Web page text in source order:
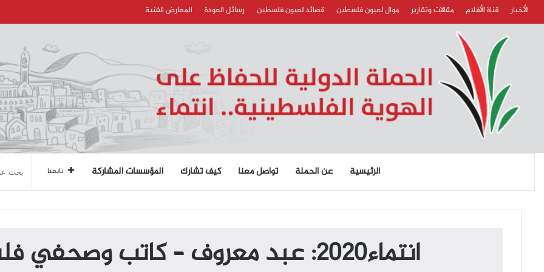
الأخبار قناة الأفلام مقالات وتقارير موال لعيون فلسطين قصائد لعيون فلسطين رسائل العودة المعارض الفنية
الرئيسية عن الحملة تواصل معنا كيف تشارك المؤسسات المشاركة تابعنا
انتماء2020: عبد معروف – كاتب وصحفي فلسطيني – لبنان